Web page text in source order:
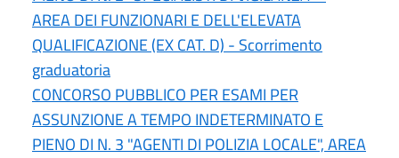
AREA DEI FUNZIONARI E DELL'ELEVATA
QUALIFICAZIONE (EX CAT. D) - Scorrimento
graduatoria
CONCORSO PUBBLICO PER ESAMI PER
ASSUNZIONE A TEMPO INDETERMINATO E
PIENO DI N. 3 "AGENTI DI POLIZIA LOCALE", AREA